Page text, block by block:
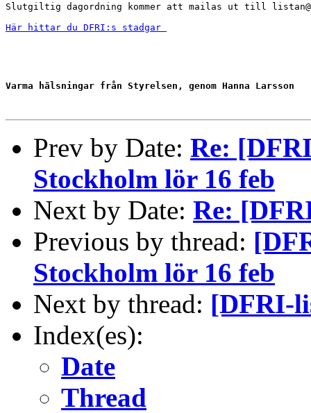
Slutgiltig dagordning kommer att mailas ut till
Här hittar du DFRI:s stadgar
Varma hälsningar från Styrelsen, genom Hanna Larsson
Prev by Date: Re:
Stockholm lör 16 feb
Next by Date: Re:
Previous by thread:
Stockholm lör 16 feb
Next by thread: [DFRI-
Index(es):
Date
Thread